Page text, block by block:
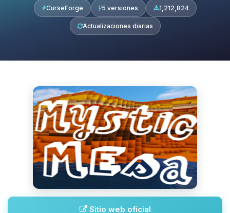
CurseForge 5 versiones 1,212,824
Actualizaciones diarias
Sitio web oficial